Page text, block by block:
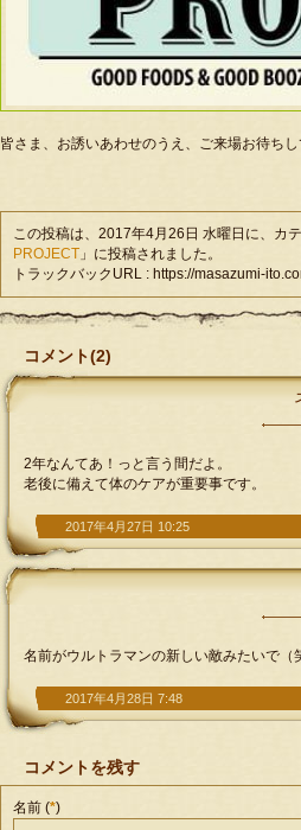
皆さま、お誘いあわせのうえ、ご来場お待ちし
この投稿は、2017年4月26日 水曜日に、カ
PROJECT 」に投稿されました。
トラックバックURL : https://masazumi-
コメント(2)
2年なんてあ！っと言う間だよ。
老後に備えて体のケアが重要事です。
2017年4月27日 10:25
名前がウルトラマンの新しい敵みたいで（
2017年4月28日 7:48
コメントを残す
名前 (*)